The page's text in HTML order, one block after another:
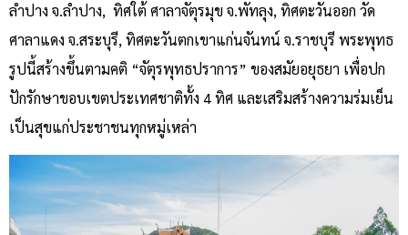
ลำปาง จ.ลำปาง, ทิศใต้ ศาลาจัตุรมุข จ.พัทลุง, ทิศตะวันออก วัด
ศาลาแดง จ.สระบุรี, ทิศตะวันตกเขาแก่นจันทน์ จ.ราชบุรี พระพุทธ
รูปนี้สร้างขึ้นตามคติ “จัตุรพุทธปราการ” ของสมัยอยุธยา เพื่อปก
ปักรักษาขอบเขตประเทศชาติทั้ง 4 ทิศ และเสริมสร้างความร่มเย็น
เป็นสุขแก่ประชาชนทุกหมู่เหล่า